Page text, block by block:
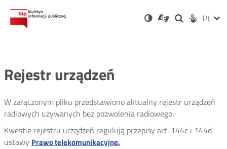
Ustawienia
Wersja
kontrastowa
Dla
niesłyszących
OtwórzOtwórz
w
Otwórz
w
Social PL
Rejestr urządzeń
W załączonym pliku przedstawiono aktualny rejestr urządzeń
radiowych używanych bez pozwolenia radiowego.
Kwestie rejestru urządzeń regulują przepisy art. 144c i 144d
ustawy Prawo telekomunikacyjne.